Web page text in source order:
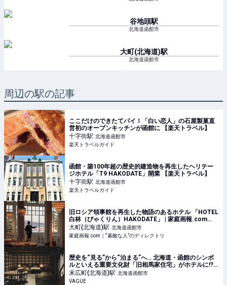
谷地頭駅
北海道函館市
大町(北海道)駅
北海道函館市
周辺の駅の記事
ここだけのできたてパイ！「白い恋人」の石屋製菓直
営初のオープンキッチンが函館に 【楽天トラベル】
十字街駅 北海道函館市
楽天トラベルガイド
函館・築100年超の歴史的建造物を再生したヘリテー
ジホテル「T9 HAKODATE」開業 【楽天トラベル】
十字街駅 北海道函館市
楽天トラベルガイド
旧ロシア領事館を再生した物語のあるホテル 「HOTEL
白林（びゃくりん）HAKODATE」 | 家庭画報.com
｜“素敵な人”のディレクトリ
大町(北海道)駅 北海道函館市
家庭画報.com｜“素敵な人”のディレクトリ
歴史を“見る”から“泊まる”へ… 北海道・函館のシンボ
ルといえる重要文化財「旧相馬家住宅」がホテルに!?
明治と令和、和洋折衷が交差する空間とは | VAGUE(ヴ
ァーグ)
末広町(北海道)駅 北海道函館市
VAGUE